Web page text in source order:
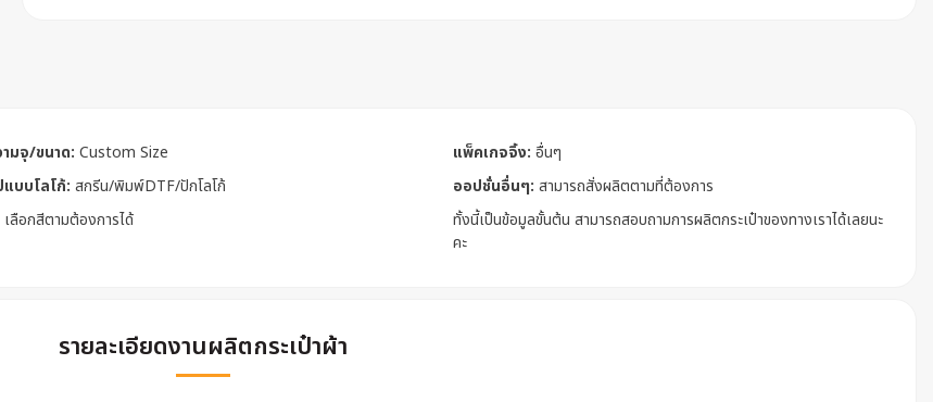
ามจุ/ขนาด: Custom Size
แบบโลโก้: สกรีน/พิมพ์DTF/ปักโลโก้
เลือกสีตามต้องการได้
แพ็คเกจจิ้ง: อื่นๆ
ออปชั่นอื่นๆ: สามารถสั่งผลิตตามที่ต้องการ
ทั้งนี้เป็นข้อมูลขั้นต้น สามารถสอบถามการผลิตกระเป๋าของทางเราได้เลยนะ
คะ
รายละเอียดงานผลิตกระเป๋าผ้า